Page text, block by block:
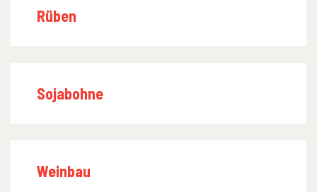
Rüben
Sojabohne
Weinbau